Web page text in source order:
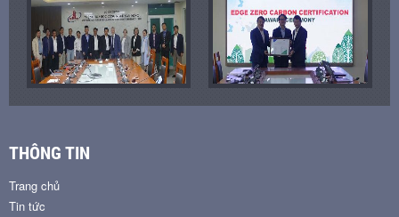
THÔNG TIN
Trang chủ
Tin tức